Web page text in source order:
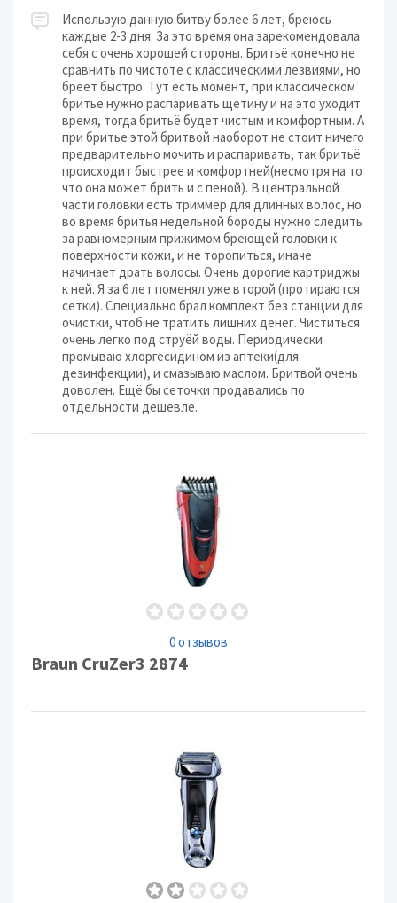
Использую данную битву более 6 лет, бреюсь
каждые 2-3 дня. За это время она зарекомендовала
себя с очень хорошей стороны. Бритьё конечно не
сравнить по чистоте с классическими лезвиями, но
бреет быстро. Тут есть момент, при классическом
бритье нужно распаривать щетину и на это уходит
время, тогда бритьё будет чистым и комфортным. А
при бритье этой бритвой наоборот не стоит ничего
предварительно мочить и распаривать, так бритьё
происходит быстрее и комфортней(несмотря на то
что она может брить и с пеной). В центральной
части головки есть триммер для длинных волос, но
во время бритья недельной бороды нужно следить
за равномерным прижимом бреющей головки к
поверхности кожи, и не торопиться, иначе
начинает драть волосы. Очень дорогие картриджы
к ней. Я за 6 лет поменял уже второй (протираются
сетки). Специально брал комплект без станции для
очистки, чтоб не тратить лишних денег. Чиститься
очень легко под струёй воды. Периодически
промываю хлоргесидином из аптеки(для
дезинфекции), и смазываю маслом. Бритвой очень
доволен. Ещё бы сеточки продавались по
отдельности дешевле.
0 отзывов
Braun CruZer3 2874